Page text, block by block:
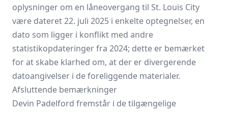
oplysninger om en låneovergang til St. Louis City
være dateret 22. juli 2025 i enkelte optegnelser, en
dato som ligger i konflikt med andre
statistikopdateringer fra 2024; dette er bemærket
for at skabe klarhed om, at der er divergerende
datoangivelser i de foreliggende materialer.
Afsluttende bemærkninger
Devin Padelford fremstår i de tilgængelige